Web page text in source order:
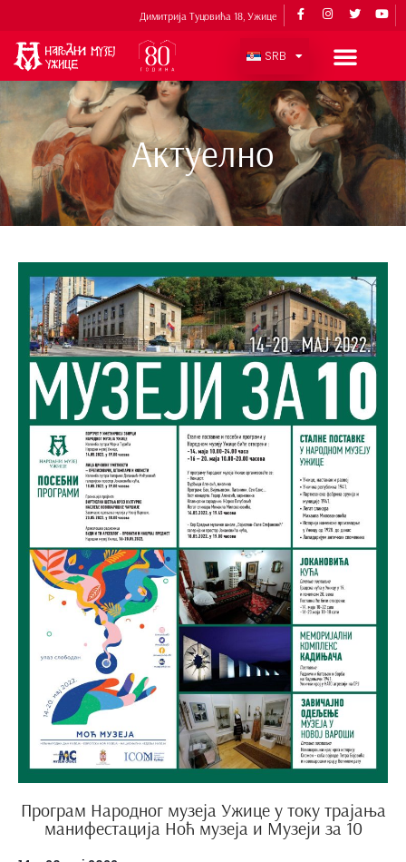
Димитрија Туцовића 18, Ужице
SRB
Актуелно
Програм Народног музеја Ужице у току трајања
манифестација Ноћ музеја и Музеји за 10